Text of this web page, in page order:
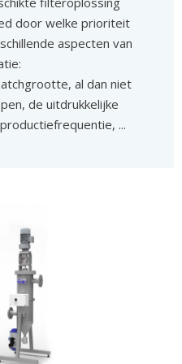
door welke prioriteit
aspecten van
al dan niet
de uitdrukkelijke
...